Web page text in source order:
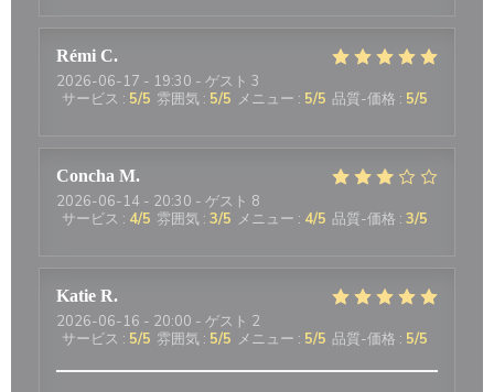
Rémi C
2026-06-17 - 19:30 - ゲスト 3
サービス : 5/5 雰囲気 : 5/5 メニュー : 5/5 品質-価格 : 5/5
Concha M
2026-06-14 - 20:30 - ゲスト 8
サービス : 4/5 雰囲気 : 3/5 メニュー : 4/5 品質-価格 : 3/5
Katie R
2026-06-16 - 20:00 - ゲスト 2
サービス : 5/5 雰囲気 : 5/5 メニュー : 5/5 品質-価格 : 5/5